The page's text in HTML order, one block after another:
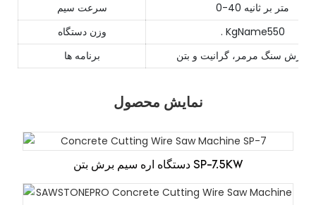
سرعت سیم
0-40 متر بر ثانیه
وزن دستگاه
. KgName550
برنامه ها
نمایش محصول
دستگاه اره سیم برش بتن SP-7.5KW